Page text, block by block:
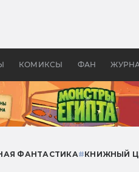
КОМИКСЫ ФАН
—
бы
ФАНТАСТИКА#КНИЖНЫЙ